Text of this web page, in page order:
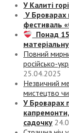
У Калиті
У Броварах
фестиваль
Понад
Повний
російсько-
25.04.2025
Незвичний
мистецтво
У Броварах
капремонти,
садочку